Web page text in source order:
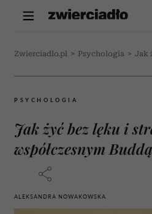
Zwierciadlo.pl > Psychologia > Jak
PSYCHOLOGIA
Jak żyć bez lęku i
współczesnym Buddą
ALEKSANDRA NOWAKOWSKA